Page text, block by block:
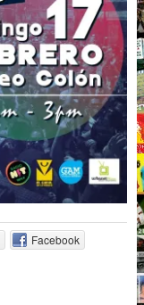
Facebook